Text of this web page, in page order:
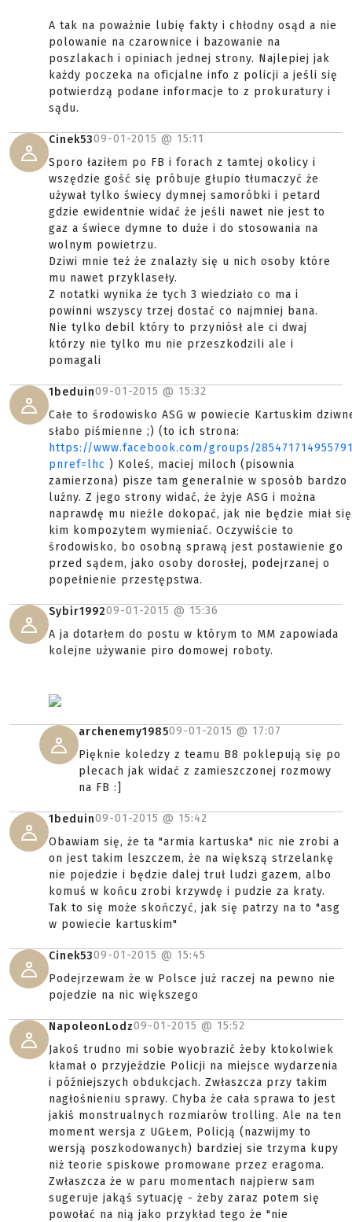
A tak na poważnie lubię fakty i chłodny osąd a nie
polowanie na czarownice i bazowanie na
poszlakach i opiniach jednej strony. Najlepiej jak
każdy poczeka na oficjalne info z policji a jeśli się
potwierdzą podane informacje to z prokuratury i
sądu.
Cinek5309-01-2015 @ 15:11
Sporo łaziłem po FB i forach z tamtej okolicy i
wszędzie gość się próbuje głupio tłumaczyć że
używał tylko świecy dymnej samoróbki i petard
gdzie ewidentnie widać że jeśli nawet nie jest to
gaz a świece dymne to duże i do stosowania na
wolnym powietrzu.
Dziwi mnie też że znalazły się u nich osoby które
mu nawet przyklaseły.
Z notatki wynika że tych 3 wiedziało co ma i
powinni wszyscy trzej dostać co najmniej bana.
Nie tylko debil który to przyniósł ale ci dwaj
którzy nie tylko mu nie przeszkodzili ale i
pomagali
1beduin09-01-2015 @ 15:32
Całe to środowisko ASG w powiecie Kartuskim
słabo piśmienne ;) (to ich strona:
https://www.facebook.com/groups/
pnref=lhc ) Koleś, maciej miloch (pisownia
zamierzona) pisze tam generalnie w sposób bardzo
luźny. Z jego strony widać, że żyje ASG i można
naprawdę mu nieźle dokopać, jak nie będzie miał
kim kompozytem wymieniać. Oczywiście to
środowisko, bo osobną sprawą jest postawienie go
przed sądem, jako osoby dorosłej, podejrzanej o
popełnienie przestępstwa.
Sybir199209-01-2015 @ 15:36
A ja dotarłem do postu w którym to MM zapowiada
kolejne używanie piro domowej roboty.
archenemy198509-01-2015 @ 17:07
Pięknie koledzy z teamu B8 poklepują się po
plecach jak widać z zamieszczonej rozmowy
na FB :]
1beduin09-01-2015 @ 15:42
Obawiam się, że ta "armia kartuska" nic nie zrobi a
on jest takim leszczem, że na większą strzelankę
nie pojedzie i będzie dalej truł ludzi gazem, albo
komuś w końcu zrobi krzywdę i pudzie za kraty.
Tak to się może skończyć, jak się patrzy na to "asg
w powiecie kartuskim"
Cinek5309-01-2015 @ 15:45
Podejrzewam że w Polsce już raczej na pewno nie
pojedzie na nic większego
NapoleonLodz09-01-2015 @ 15:52
Jakoś trudno mi sobie wyobrazić żeby ktokolwiek
kłamał o przyjeździe Policji na miejsce wydarzenia
i późniejszych obdukcjach. Zwłaszcza przy takim
nagłośnieniu sprawy. Chyba że cała sprawa to jest
jakiś monstrualnych rozmiarów trolling. Ale na ten
moment wersja z UGŁem, Policją (nazwijmy to
wersją poszkodowanych) bardziej sie trzyma kupy
niż teorie spiskowe promowane przez eragoma.
Zwłaszcza że w paru momentach najpierw sam
sugeruje jakąś sytuację - żeby zaraz potem się
powołać na nią jako przykład tego że "nie